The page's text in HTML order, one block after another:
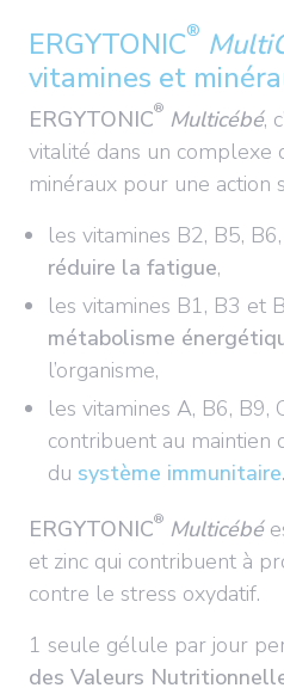
ERGYTONIC®
vitamines et
ERGYTONIC® Multicébé,
vitalité dans un complexe
minéraux pour une action
les vitamines B2, B5,
réduire la fatigue,
les vitamines B1, B3 et
métabolisme
l’organisme,
les vitamines A, B6, B9,
contribuent au maintien
du système immunitaire.
ERGYTONIC® Multicébé
et zinc qui contribuent à
contre le stress oxydatif.
1 seule gélule par jour
des Valeurs